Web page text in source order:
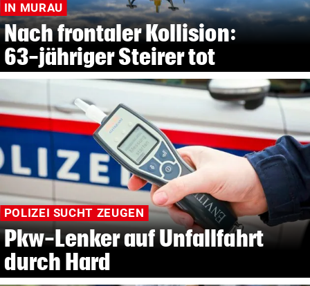
IN MURAU
Nach frontaler Kollision:
63-jähriger Steirer tot
POLIZEI SUCHT ZEUGEN
Pkw-Lenker auf Unfallfahrt
durch Hard